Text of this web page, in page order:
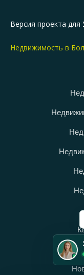
Версия проекта
Недвижимость в